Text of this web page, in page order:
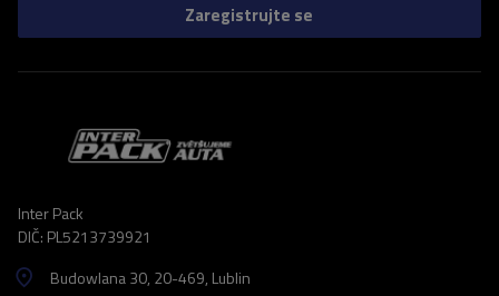
Zaregistrujte se
Inter Pack
DIČ: PL5213739921
Budowlana 30, 20-469, Lublin